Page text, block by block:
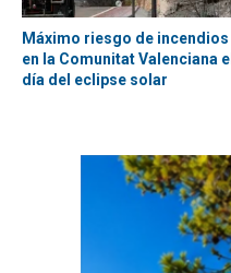
Máximo riesgo de incendios
en la Comunitat Valenciana el
día del eclipse solar